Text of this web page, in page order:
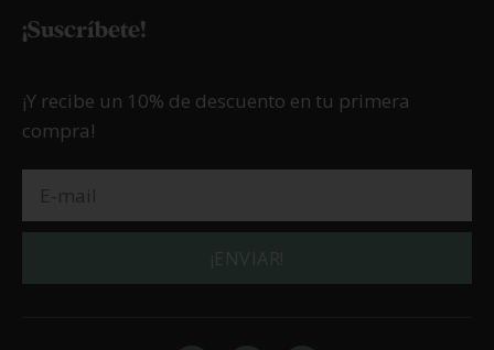
¡Suscríbete!
¡Y recibe un 10% de descuento en tu primera
compra!
¡ENVIAR!